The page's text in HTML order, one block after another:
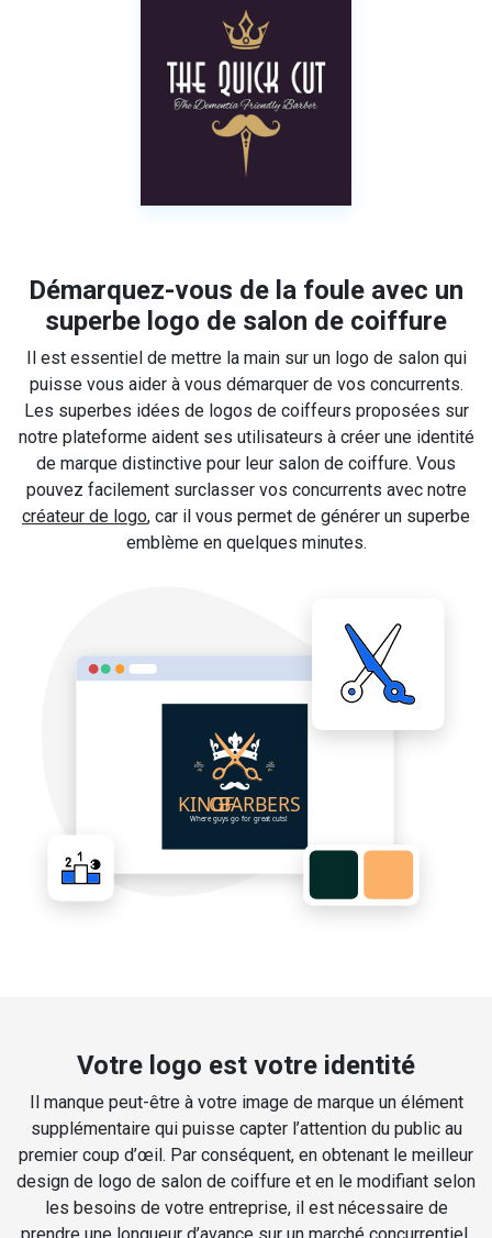
Démarquez-vous de la foule avec un
superbe logo de salon de coiffure
Il est essentiel de mettre la main sur un logo de salon qui
puisse vous aider à vous démarquer de vos concurrents.
Les superbes idées de logos de coiffeurs proposées sur
notre plateforme aident ses utilisateurs à créer une identité
de marque distinctive pour leur salon de coiffure. Vous
pouvez facilement surclasser vos concurrents avec notre
créateur de logo, car il vous permet de générer un superbe
emblème en quelques minutes.
Votre logo est votre identité
Il manque peut-être à votre image de marque un élément
supplémentaire qui puisse capter l’attention du public au
premier coup d’œil. Par conséquent, en obtenant le meilleur
design de logo de salon de coiffure et en le modifiant selon
les besoins de votre entreprise, il est nécessaire de